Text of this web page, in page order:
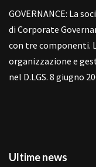
GOVERNANCE: La
di Corporate
con tre componenti.
organizzazione e
nel D.LGS. 8 giugno
Ultime news